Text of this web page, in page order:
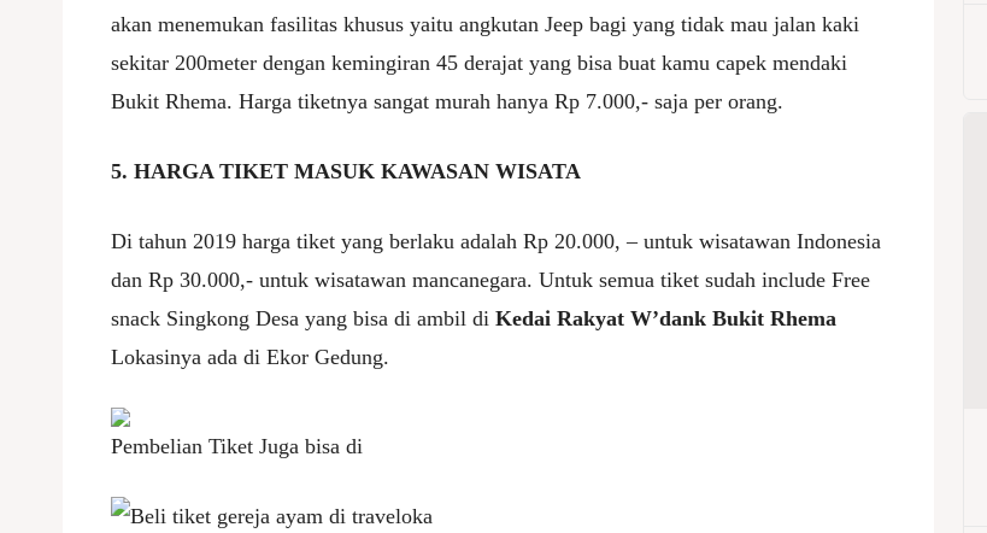
akan menemukan fasilitas khusus yaitu angkutan Jeep bagi yang tidak mau jalan kaki
sekitar 200meter dengan kemingiran 45 derajat yang bisa buat kamu capek mendaki
Bukit Rhema. Harga tiketnya sangat murah hanya Rp 7.000,- saja per orang.
5. HARGA TIKET MASUK KAWASAN WISATA
Di tahun 2019 harga tiket yang berlaku adalah Rp 20.000, – untuk wisatawan Indonesia
dan Rp 30.000,- untuk wisatawan mancanegara. Untuk semua tiket sudah include Free
snack Singkong Desa yang bisa di ambil di Kedai Rakyat W’dank Bukit Rhema
Lokasinya ada di Ekor Gedung.
Pembelian Tiket Juga bisa di